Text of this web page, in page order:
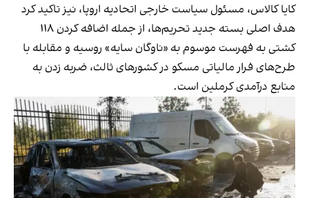
کایا کالاس، مسئول سیاست خارجی اتحادیه اروپا، نیز تاکید کرد
هدف اصلی بسته جدید تحریم‌ها، از جمله اضافه کردن ۱۱۸
کشتی به فهرست موسوم به «ناوگان سایه» روسیه و مقابله با
طرح‌های فرار مالیاتی مسکو در کشورهای ثالث، ضربه زدن به
منابع درآمدی کرملین است.